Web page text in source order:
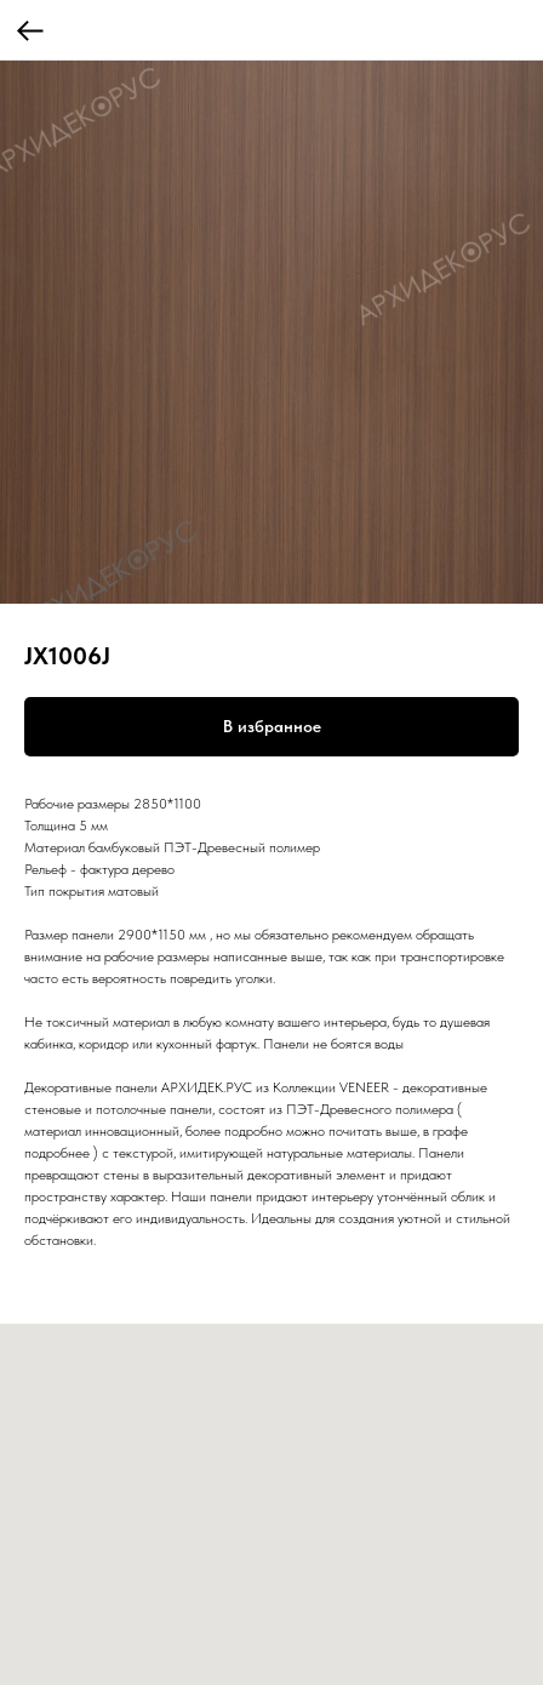
JX1006J
В избранное
Рабочие размеры 2850*1100
Толщина 5 мм
Материал бамбуковый ПЭТ-Древесный полимер
Рельеф - фактура дерево
Тип покрытия матовый
Размер панели 2900*1150 мм , но мы обязательно рекомендуем обращать
внимание на рабочие размеры написанные выше, так как при транспортировке
часто есть вероятность повредить уголки.
Не токсичный материал в любую комнату вашего интерьера, будь то душевая
кабинка, коридор или кухонный фартук. Панели не боятся воды
Декоративные панели АРХИДЕК.РУС из Коллекции VENEER - декоративные
стеновые и потолочные панели, состоят из ПЭТ-Древесного полимера (
материал инновационный, более подробно можно почитать выше, в графе
подробнее ) с текстурой, имитирующей натуральные материалы. Панели
превращают стены в выразительный декоративный элемент и придают
пространству характер. Наши панели придают интерьеру утончённый облик и
подчёркивают его индивидуальность. Идеальны для создания уютной и стильной
обстановки.